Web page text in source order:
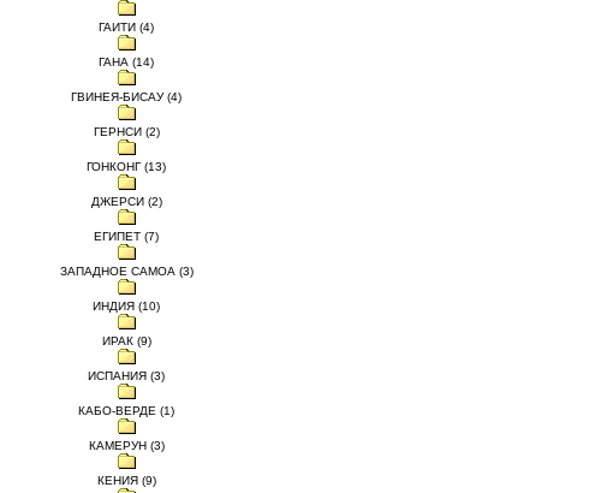
ГАИТИ (4)
ГАНА (14)
ГВИНЕЯ-БИСАУ (4)
ГЕРНСИ (2)
ГОНКОНГ (13)
ДЖЕРСИ (2)
ЕГИПЕТ (7)
ЗАПАДНОЕ САМОА (3)
ИНДИЯ (10)
ИРАК (9)
ИСПАНИЯ (3)
КАБО-ВЕРДЕ (1)
КАМЕРУН (3)
КЕНИЯ (9)